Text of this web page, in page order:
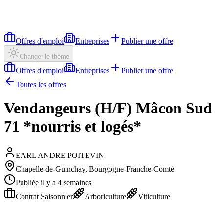
Offres d'emploi Entreprises Publier une offre
Changer le thème
Offres d'emploi Entreprises
Publier une offre
Toutes les offres
Vendangeurs (H/F) Mâcon Sud
71 *nourris et logés*
EARL ANDRE POITEVIN
Chapelle-de-Guinchay, Bourgogne-Franche-Comté
Publiée il y a 4 semaines
Contrat Saisonnier
Arboriculture
Viticulture